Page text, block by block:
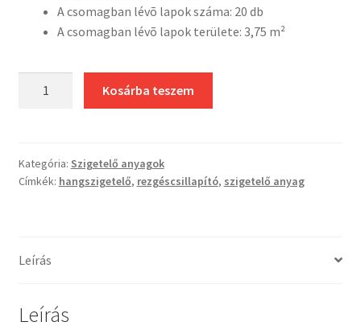
A csomagban lévõ lapok száma: 20 db
A csomagban lévõ lapok területe: 3,75 m²
mennyiség
Kosárba teszem
Kategória: Szigetelő anyagok
Címkék: hangszigetelő, rezgéscsillapító, szigetelő anyag
Leírás
Leírás